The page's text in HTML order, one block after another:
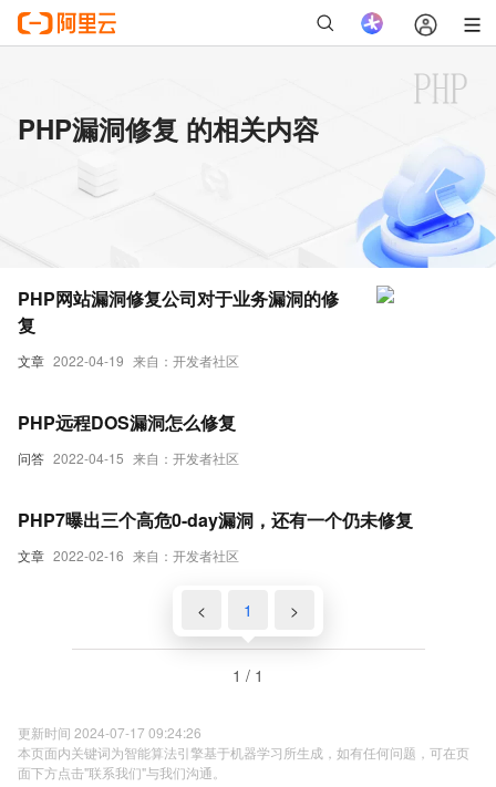
PHP漏洞修复 的相关内容
文章 2022-04-19 来自：开发者社区
PHP网站漏洞修复公司对于业务漏洞的修
复
问答 2022-04-15 来自：开发者社区
PHP远程DOS漏洞怎么修复
文章 2022-02-16 来自：开发者社区
PHP7曝出三个高危0-day漏洞，还有一个仍未修复
< 1 >
1 / 1
更新时间 2024-07-17 09:24:26
本页面内关键词为智能算法引擎基于机器学习所生成，如有任何问题，可在页
面下方点击"联系我们"与我们沟通。